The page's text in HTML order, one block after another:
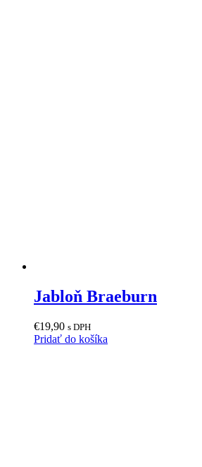
Jabloň Braeburn
€19,90 s DPH
Pridať do košíka